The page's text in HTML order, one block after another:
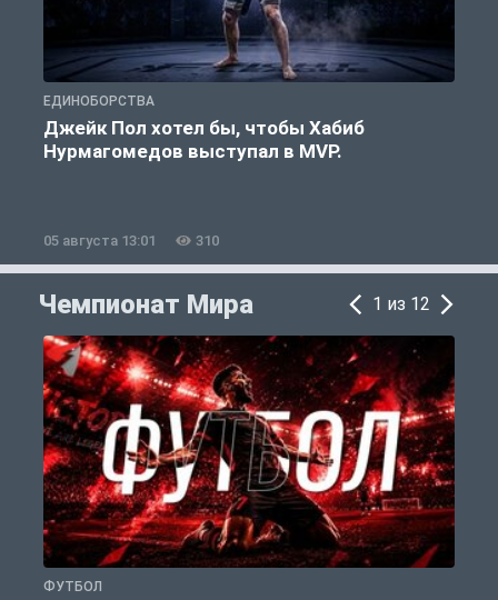
ЕДИНОБОРСТВА
Джейк Пол хотел бы, чтобы Хабиб
Нурмагомедов выступал в MVP.
05 августа 13:01 310
Чемпионат Мира 1 из 12
ФУТБОЛ